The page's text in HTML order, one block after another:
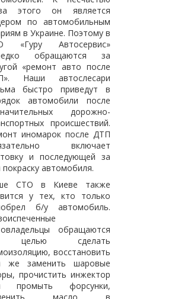
этого он является
по автомобильным
в Украине. Поэтому в
«Гуру Автосервис»
обращаются за
«ремонт авто после
Наши автослесари
быстро приведут в
автомобили после
дорожно-
происшествий.
иномарок после ДТП
включает
и последующей за
покраску автомобиля.
СТО в Киеве также
у тех, кто только
б/у автомобиль.
обращаются
сделать
восстановить
же заменить шаровые
прочистить инжектор
промыть форсунки,